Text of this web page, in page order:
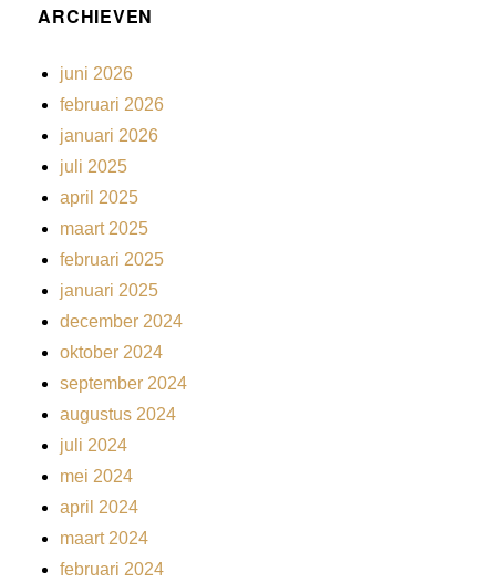
ARCHIEVEN
juni 2026
februari 2026
januari 2026
juli 2025
april 2025
maart 2025
februari 2025
januari 2025
december 2024
oktober 2024
september 2024
augustus 2024
juli 2024
mei 2024
april 2024
maart 2024
februari 2024